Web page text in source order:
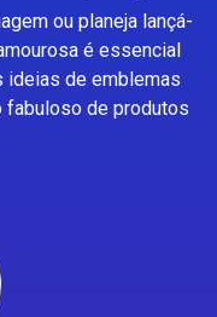
ou planeja lançá-
é essencial
ideias de emblemas
fabuloso de produtos